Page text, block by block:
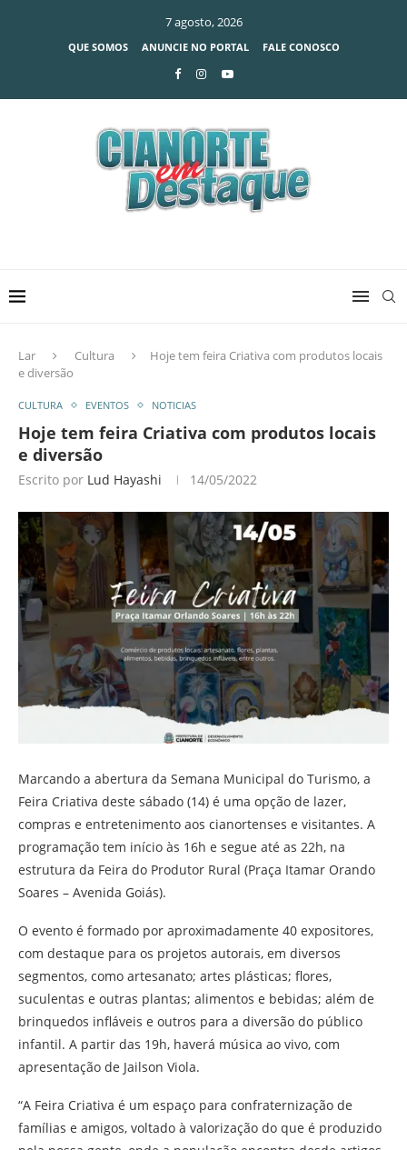
7 agosto, 2026
QUE SOMOS ANUNCIE NO PORTAL FALE CONOSCO
Lar Cultura
Hoje tem feira Criativa com produtos locais
e diversão
CULTURA EVENTOS NOTICIAS
Hoje tem feira Criativa com produtos locais
e diversão
Escrito por Lud Hayashi 14/05/2022
Marcando a abertura da Semana Municipal do Turismo, a
Feira Criativa deste sábado (14) é uma opção de lazer,
compras e entretenimento aos cianortenses e visitantes. A
programação tem início às 16h e segue até as 22h, na
estrutura da Feira do Produtor Rural (Praça Itamar Orando
Soares – Avenida Goiás).
O evento é formado por aproximadamente 40 expositores,
com destaque para os projetos autorais, em diversos
segmentos, como artesanato; artes plásticas; flores,
suculentas e outras plantas; alimentos e bebidas; além de
brinquedos infláveis e outros para a diversão do público
infantil. A partir das 19h, haverá música ao vivo, com
apresentação de Jailson Viola.
“A Feira Criativa é um espaço para confraternização de
famílias e amigos, voltado à valorização do que é produzido